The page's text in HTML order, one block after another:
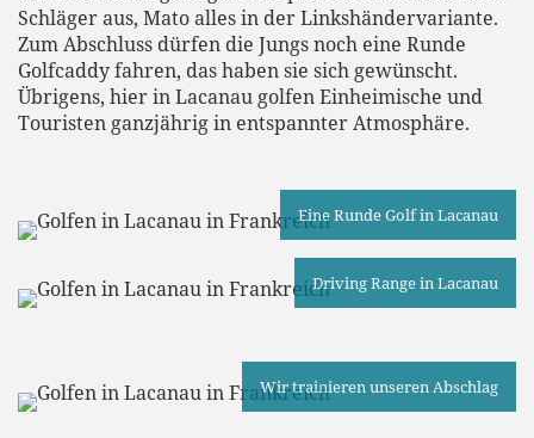
Schläger aus, Mato alles in der Linkshändervariante.
Zum Abschluss dürfen die Jungs noch eine Runde
Golfcaddy fahren, das haben sie sich gewünscht.
Übrigens, hier in Lacanau golfen Einheimische und
Touristen ganzjährig in entspannter Atmosphäre.
Eine Runde Golf in Lacanau
Driving Range in Lacanau
Wir trainieren unseren Abschlag